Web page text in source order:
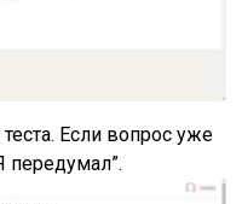
Если вопрос уже
передумал”.